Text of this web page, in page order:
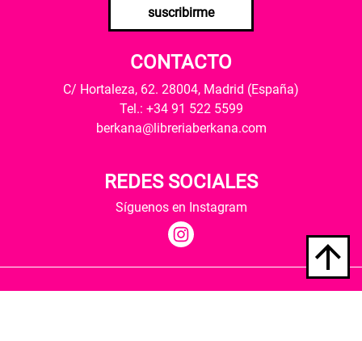
suscribirme
CONTACTO
C/ Hortaleza, 62. 28004, Madrid (España)
Tel.: +34 91 522 5599
berkana@libreriaberkana.com
REDES SOCIALES
Síguenos en Instagram